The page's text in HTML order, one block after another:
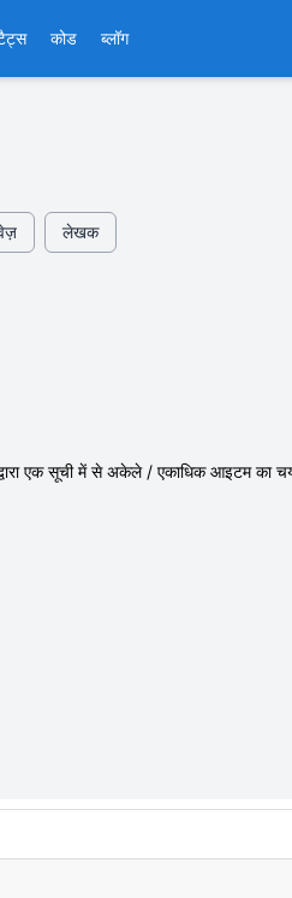
कोड ब्लॉग
लेखक
एक सूची में से अकेले / एकाधिक आइटम का